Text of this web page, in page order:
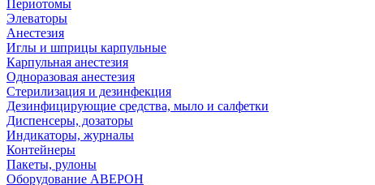
Периотомы
Элеваторы
Анестезия
Иглы и шприцы карпульные
Карпульная анестезия
Одноразовая анестезия
Стерилизация и дезинфекция
Дезинфицирующие средства, мыло и салфетки
Диспенсеры, дозаторы
Индикаторы, журналы
Контейнеры
Пакеты, рулоны
Оборудование АВЕРОН